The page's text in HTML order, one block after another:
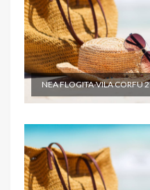
NEA FLOGITA-VILA CORFU 2